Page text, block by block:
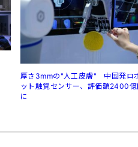
厚さ3mmの"人工皮膚" 中国発ロ
ット触覚センサー、評価額2400
に